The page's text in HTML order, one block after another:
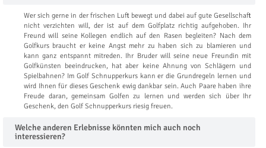
Wer sich gerne in der frischen Luft bewegt und dabei auf gute Gesellschaft
nicht verzichten will, der ist auf dem Golfplatz richtig aufgehoben. Ihr
Freund will seine Kollegen endlich auf den Rasen begleiten? Nach dem
Golfkurs braucht er keine Angst mehr zu haben sich zu blamieren und
kann ganz entspannt mitreden. Ihr Bruder will seine neue Freundin mit
Golfkünsten beeindrucken, hat aber keine Ahnung von Schlägern und
Spielbahnen? Im Golf Schnupperkurs kann er die Grundregeln lernen und
wird Ihnen für dieses Geschenk ewig dankbar sein. Auch Paare haben ihre
Freude daran, gemeinsam Golfen zu lernen und werden sich über Ihr
Geschenk, den Golf Schnupperkurs riesig freuen.
Welche anderen Erlebnisse könnten mich auch noch
interessieren?